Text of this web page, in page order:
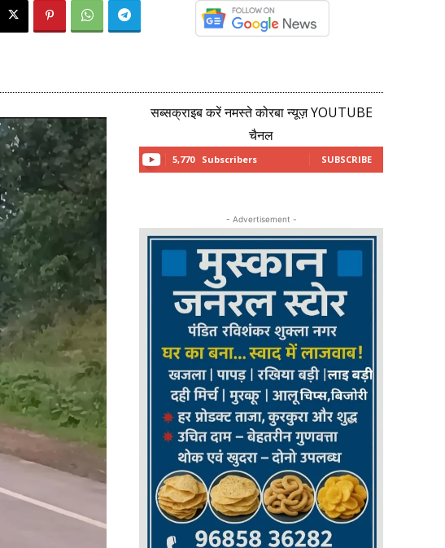
सब्सक्राइब करें नमस्ते कोरबा न्यूज़ YOUTUBE
चैनल
5,770 Subscribers SUBSCRIBE
- Advertisement -